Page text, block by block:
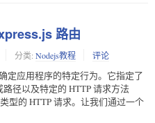
路由
分类: Nodejs教程 评论
定应用程序的特定行为。它指定了
径以及特定的 HTTP 请求方法
型的 HTTP 请求。让我们通过一个